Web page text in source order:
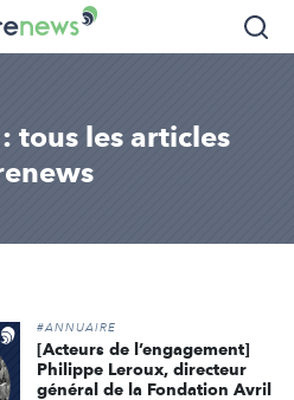
tous les articles
#ANNUAIRE
[Acteurs de l’engagement]
Philippe Leroux, directeur
général de la Fondation Avril